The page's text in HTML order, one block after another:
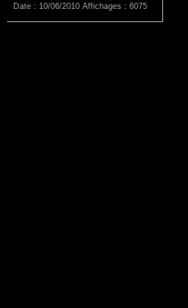
Date : 10/06/2010 Affichages : 6075